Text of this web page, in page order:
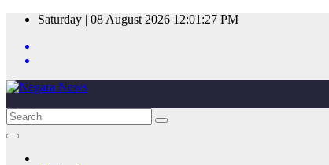
Skip
content
Saturday | 08 August 2026 12:01:27 PM